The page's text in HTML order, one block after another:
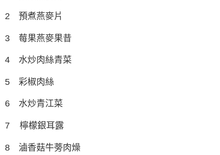
2 預煮燕麥片
3 莓果燕麥果昔
4 水炒肉絲青菜
5 彩椒肉絲
6 水炒青江菜
7 檸檬銀耳露
8 滷香菇牛蒡肉燥